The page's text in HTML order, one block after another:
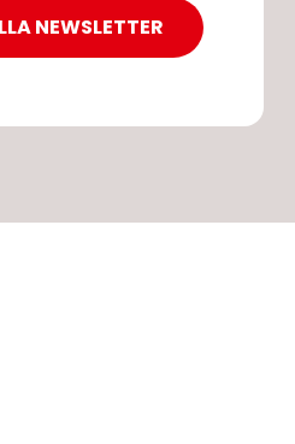
NEWSLETTER